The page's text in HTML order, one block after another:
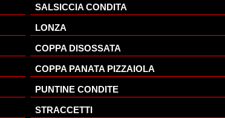
SALSICCIA CONDITA
LONZA
COPPA DISOSSATA
COPPA PANATA PIZZAIOLA
PUNTINE CONDITE
STRACCETTI